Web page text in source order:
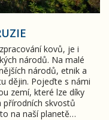
kovů, je i
národů. Na malé
národů, etnik a
dějin. Pojeďte s námi
zemí, které lze díky
přírodních skvostů
na naší planetě…